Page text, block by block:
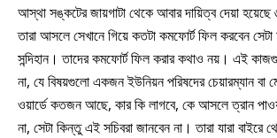
আস্থা সঙ্কটের জায়গাটা থেকে আবার দায়িত্ব দেয়া
তারা আসলে সেখানে গিয়ে কতটা কমফোর্ট ফিল করবেন
সন্দিহান। তাদের কমফোর্ট ফিল করার কথাও নয়। এই
না, যে বিষয়গুলো একজন ইউনিয়ন পরিষদের চেয়ারম্যান বা
ওয়ার্ডে কতজন আছে, কার কি লাগবে, কে আসলে ত্রান
না, সেটা কিন্তু এই সচিবরা জানবেন না। তারা যারা বাইরে